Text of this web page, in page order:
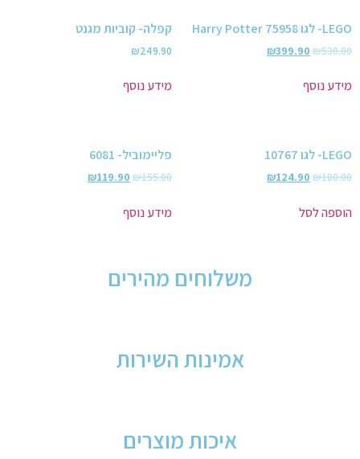
LEGO- לגו Harry Potter 75958
₪530.00
₪399.90
מידע נוסף
קפלה- קוביות מגנט
₪249.90
מידע נוסף
LEGO- לגו 10767
₪180.00
₪124.90
הוספה לסל
פליימוביל- 6081
₪155.00
₪119.90
מידע נוסף
משלוחים מהירים
אמינות השירות
איכות מוצרים